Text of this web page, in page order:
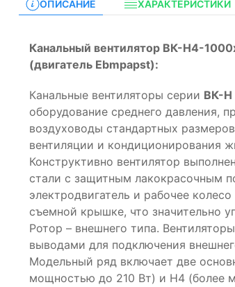
ОПИСАНИЕ ХАРАКТЕРИСТИКИ
Канальный вентилятор ВК-Н4-
(двигатель Ebmpapst):
Канальные вентиляторы серии ВК-Н
оборудование среднего давления,
воздуховоды стандартных
вентиляции и кондиционирования
Конструктивно вентилятор
стали с защитным лакокрасочным
электродвигатель и рабочее
съемной крышке, что значительно
Ротор – внешнего типа.
выводами для подключения
Модельный ряд включает две
мощностью до 210 Вт) и Н4 (более